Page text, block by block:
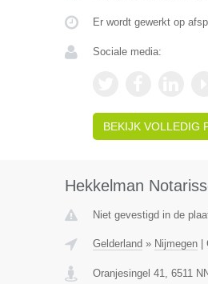
Er wordt gewerkt op
Sociale media:
BEKIJK VOLLEDIG
Hekkelman
Niet gevestigd in de
Gelderland » Nijmegen|
Oranjesingel 41, 6511